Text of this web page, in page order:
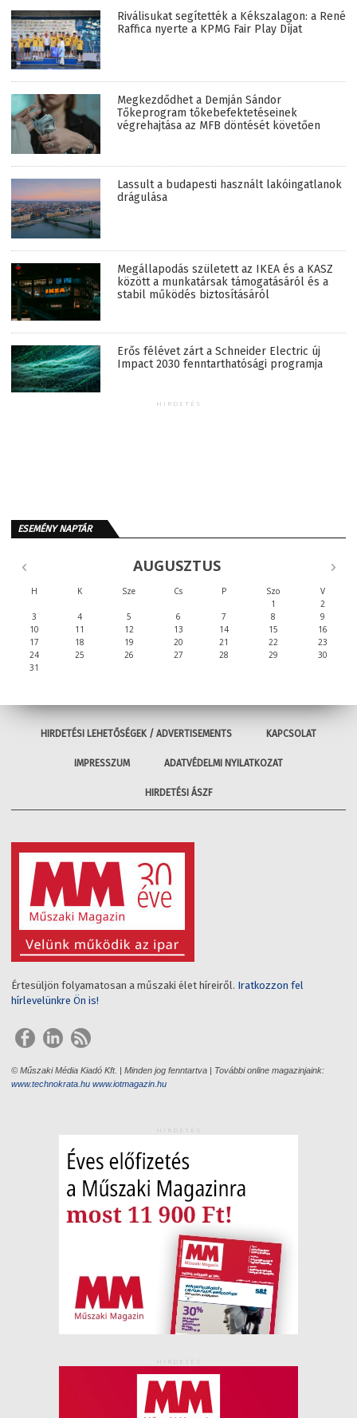
Riválisukat segítették a Kékszalagon: a René
Raffica nyerte a KPMG Fair Play Díjat
Megkezdődhet a Demján Sándor
Tőkeprogram tőkebefektetéseinek
végrehajtása az MFB döntését követően
Lassult a budapesti használt lakóingatlanok
drágulása
Megállapodás született az IKEA és a KASZ
között a munkatársak támogatásáról és a
stabil működés biztosításáról
Erős félévet zárt a Schneider Electric új
Impact 2030 fenntarthatósági programja
HIRDETÉS
ESEMÉNY NAPTÁR
AUGUSZTUS
H K Sze Cs P Szo
V
1
2
3
4 5 6 7 8
9
10
11 12 13 14 15
16
17
18 19 20 21 22
23
24
25 26 27 28 29
30
31
HIRDETÉSI LEHETŐSÉGEK / ADVERTISEMENTS KAPCSOLAT
IMPRESSZUM ADATVÉDELMI NYILATKOZAT
HIRDETÉSI ÁSZF
Értesüljön folyamatosan a műszaki élet híreiről. Iratkozzon fel
hírlevelünkre Ön is!
© Műszaki Média Kiadó Kft. | Minden jog fenntartva | További online magazinjaink:
www.technokrata.hu www.iotmagazin.hu
HIRDETÉS
HIRDETÉS